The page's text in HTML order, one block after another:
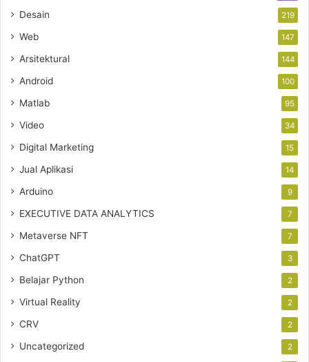
Desain 219
Web 147
Arsitektural 144
Android 100
Matlab 95
Video 34
Digital Marketing 15
Jual Aplikasi 14
Arduino 9
EXECUTIVE DATA ANALYTICS 7
Metaverse NFT 7
ChatGPT 3
Belajar Python 2
Virtual Reality 2
CRV 2
Uncategorized 2